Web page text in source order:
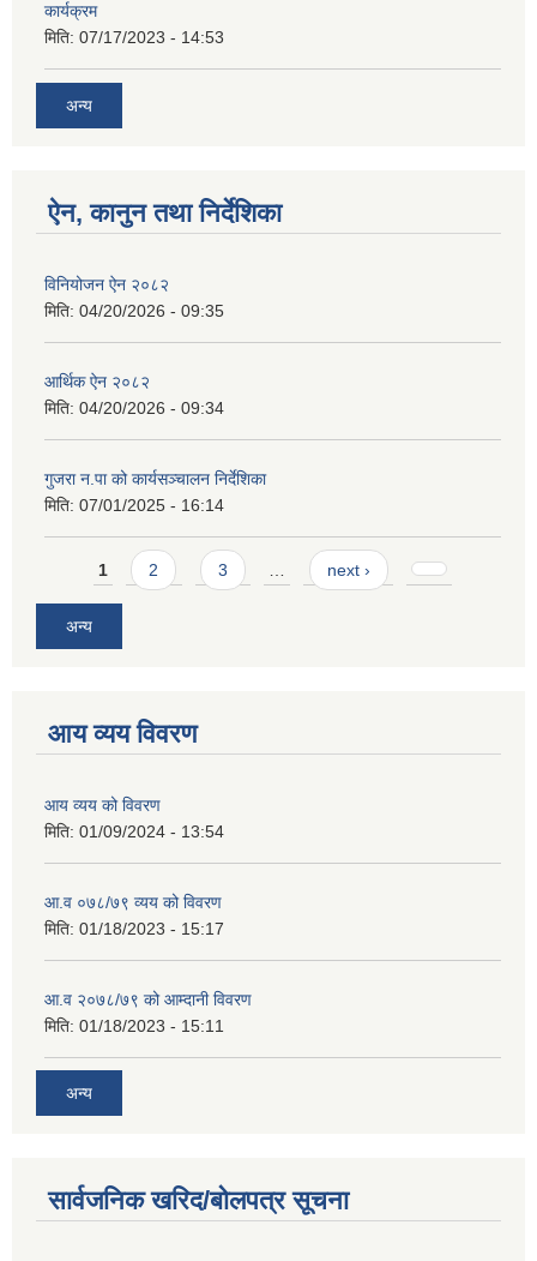
कार्यक्रम
मिति: 07/17/2023 - 14:53
अन्य
ऐन, कानुन तथा निर्देशिका
विनियोजन ऐन २०८२
मिति: 04/20/2026 - 09:35
आर्थिक ऐन २०८२
मिति: 04/20/2026 - 09:34
गुजरा न.पा को कार्यसञ्चालन निर्देशिका
मिति: 07/01/2025 - 16:14
Pages
1 2 3 next ›
अन्य
आय व्यय विवरण
आय व्यय को विवरण
मिति: 01/09/2024 - 13:54
आ.व ०७८/७९ व्यय को विवरण
मिति: 01/18/2023 - 15:17
आ.व २०७८/७९ को आम्दानी विवरण
मिति: 01/18/2023 - 15:11
अन्य
सार्वजनिक खरिद/बोलपत्र सूचना